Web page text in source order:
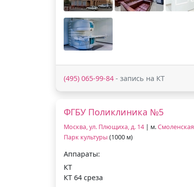
(495) 065-99-84 - запись на КТ
ФГБУ Поликлиника №5
Москва, ул. Плющиха, д. 14 | м.Смоленская
Парк культуры (1000 м)
Аппараты:
КТ
КТ 64 среза